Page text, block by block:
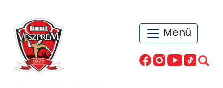
Menü